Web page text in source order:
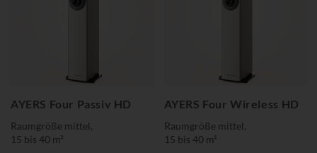
AYERS Four Passiv HD
Raumgröße mittel,
15 bis 40 m²
AYERS Four Wireless HD
Raumgröße mittel,
15 bis 40 m²